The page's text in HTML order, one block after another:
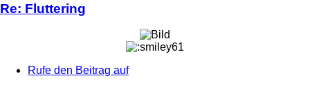
Re: Fluttering
Rufe den Beitrag auf